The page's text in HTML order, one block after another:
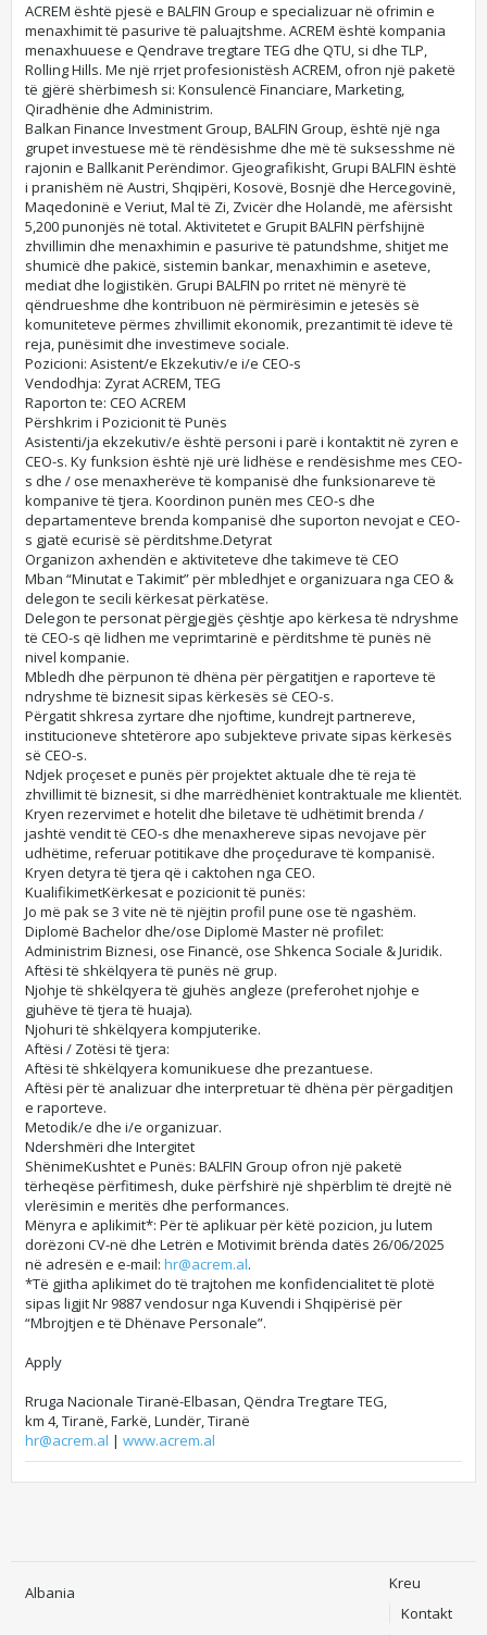
ACREM është pjesë e BALFIN Group e specializuar në ofrimin e
menaxhimit të pasurive të paluajtshme. ACREM është kompania
menaxhuuese e Qendrave tregtare TEG dhe QTU, si dhe TLP,
Rolling Hills. Me një rrjet profesionistësh ACREM, ofron një paketë
të gjërë shërbimesh si: Konsulencë Financiare, Marketing,
Qiradhënie dhe Administrim.
Balkan Finance Investment Group, BALFIN Group, është një nga
grupet investuese më të rëndësishme dhe më të suksesshme në
rajonin e Ballkanit Perëndimor. Gjeografikisht, Grupi BALFIN është
i pranishëm në Austri, Shqipëri, Kosovë, Bosnjë dhe Hercegovinë,
Maqedoninë e Veriut, Mal të Zi, Zvicër dhe Holandë, me afërsisht
5,200 punonjës në total. Aktivitetet e Grupit BALFIN përfshijnë
zhvillimin dhe menaxhimin e pasurive të patundshme, shitjet me
shumicë dhe pakicë, sistemin bankar, menaxhimin e aseteve,
mediat dhe logjistikën. Grupi BALFIN po rritet në mënyrë të
qëndrueshme dhe kontribuon në përmirësimin e jetesës së
komuniteteve përmes zhvillimit ekonomik, prezantimit të ideve të
reja, punësimit dhe investimeve sociale.
Pozicioni: Asistent/e Ekzekutiv/e i/e CEO-s
Vendodhja: Zyrat ACREM, TEG
Raporton te: CEO ACREM
Përshkrim i Pozicionit të Punës
Asistenti/ja ekzekutiv/e është personi i parë i kontaktit në zyren e
CEO-s. Ky funksion është një urë lidhëse e rendësishme mes CEO-
s dhe / ose menaxherëve të kompanisë dhe funksionareve të
kompanive të tjera. Koordinon punën mes CEO-s dhe
departamenteve brenda kompanisë dhe suporton nevojat e CEO-
s gjatë ecurisë së përditshme.​Detyrat​
Organizon axhendën e aktiviteteve dhe takimeve të CEO​
Mban “Minutat e Takimit” për mbledhjet e organizuara nga CEO &
delegon te secili kërkesat përkatëse.​
Delegon te personat përgjegjës çështje apo kërkesa të ndryshme
të CEO-s që lidhen me veprimtarinë e përditshme të punës në
nivel kompanie.​
Mbledh dhe përpunon të dhëna për përgatitjen e raporteve të
ndryshme të biznesit sipas kërkesës së CEO-s.​
Përgatit shkresa zyrtare dhe njoftime, kundrejt partnereve,
institucioneve shtetërore apo subjekteve private sipas kërkesës
së CEO-s.​
Ndjek proçeset e punës për projektet aktuale dhe të reja të
zhvillimit të biznesit, si dhe marrëdhëniet kontraktuale me klientët.​
Kryen rezervimet e hotelit dhe biletave të udhëtimit brenda /
jashtë vendit të CEO-s dhe menaxhereve sipas nevojave për
udhëtime, referuar potitikave dhe proçedurave të kompanisë.​
Kryen detyra të tjera që i caktohen nga CEO.​
Kualifikimet​Kërkesat e pozicionit të punës:​
Jo më pak se 3 vite në të njëjtin profil pune ose të ngashëm.​
Diplomë Bachelor dhe/ose Diplomë Master në profilet:
Administrim Biznesi, ose Financë, ose Shkenca Sociale & Juridik.​
Aftësi të shkëlqyera të punës në grup.​
Njohje të shkëlqyera të gjuhës angleze (preferohet njohje e
gjuhëve të tjera të huaja).​
Njohuri të shkëlqyera kompjuterike.​
Aftësi / Zotësi të tjera:​
Aftësi të shkëlqyera komunikuese dhe prezantuese.​
Aftësi për të analizuar dhe interpretuar të dhëna për përgaditjen
e raporteve.​
Metodik/e dhe i/e organizuar.​
Ndershmëri dhe Intergitet​
Shënime​Kushtet e Punës: BALFIN Group ofron një paketë
tërheqëse përfitimesh, duke përfshirë një shpërblim të drejtë në
vlerësimin e meritës dhe performances.
Mënyra e aplikimit*: Për të aplikuar për këtë pozicion, ju lutem
dorëzoni CV-në dhe Letrën e Motivimit brënda datës 26/06/2025
në adresën e e-mail: hr@acrem.al.
*Të gjitha aplikimet do të trajtohen me konfidencialitet të plotë
sipas ligjit Nr 9887 vendosur nga Kuvendi i Shqipërisë për
“Mbrojtjen e të Dhënave Personale”.​
Apply
Rruga Nacionale Tiranë-Elbasan, Qëndra Tregtare TEG,
km 4, Tiranë, Farkë, Lundër, Tiranë
hr@acrem.al | www.acrem.al
Albania
Kreu
Kontakt